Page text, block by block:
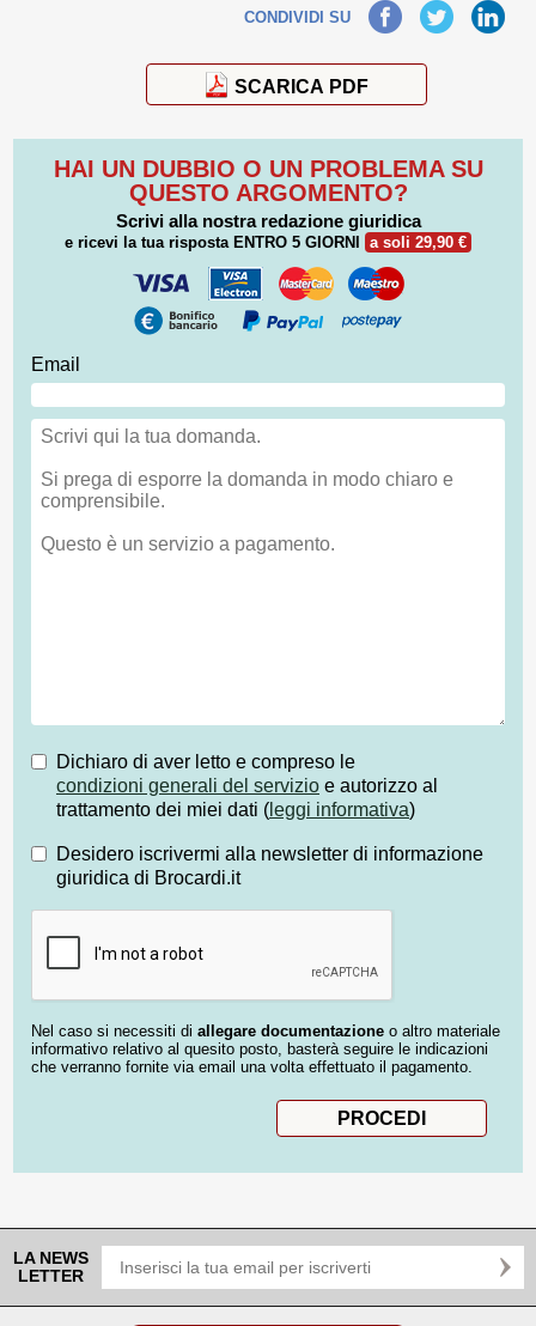
CONDIVIDI SUFacebook TwitterLinkedIn
SCARICA PDF
HAI UN DUBBIO O UN PROBLEMA SU
QUESTO ARGOMENTO?
Scrivi alla nostra redazione giuridica
e ricevi la tua risposta ENTRO 5 GIORNI a soli 29,90 €
Email
Dichiaro di aver letto e compreso le
condizioni generali del servizio e autorizzo al
trattamento dei miei dati ( leggi informativa)
Desidero iscrivermi alla newsletter di informazione
giuridica di Brocardi.it
Nel caso si necessiti di allegare documentazione o altro materiale
informativo relativo al quesito posto, basterà seguire le indicazioni
che verranno fornite via email una volta effettuato il pagamento.
LA NEWS
LETTER